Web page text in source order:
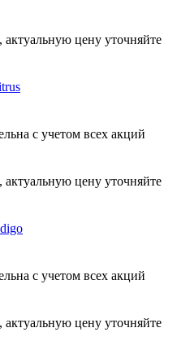
цену уточняйте
с учетом всех акций
цену уточняйте
с учетом всех акций
цену уточняйте